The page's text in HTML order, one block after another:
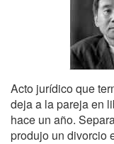
Acto jurídico que
deja a la pareja en
hace un año.
produjo un divorcio